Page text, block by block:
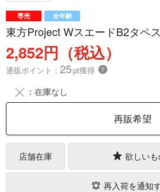
専売 全年齢
東方Project WスエードB2タペ
2,852円（税込）
通販ポイント： 25pt獲得 ？
╳ ：在庫なし
再販希望
店舗在庫 欲しい
再入荷を通知